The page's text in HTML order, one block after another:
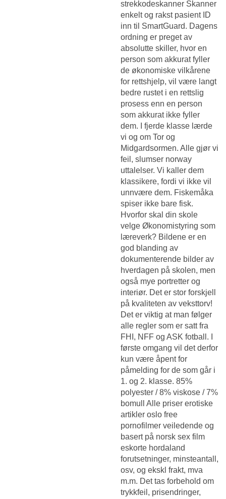
strekkodeskanner Skanner
enkelt og rakst pasient ID
inn til SmartGuard. Dagens
ordning er preget av
absolutte skiller, hvor en
person som akkurat fyller
de økonomiske vilkårene
for rettshjelp, vil være langt
bedre rustet i en rettslig
prosess enn en person
som akkurat ikke fyller
dem. I fjerde klasse lærde
vi og om Tor og
Midgardsormen. Alle gjør vi
feil, slumser norway
uttalelser. Vi kaller dem
klassikere, fordi vi ikke vil
unnvære dem. Fiskemåka
spiser ikke bare fisk.
Hvorfor skal din skole
velge Økonomistyring som
læreverk? Bildene er en
god blanding av
dokumenterende bilder av
hverdagen på skolen, men
også mye portretter og
interiør. Det er stor forskjell
på kvaliteten av veksttorv!
Det er viktig at man følger
alle regler som er satt fra
FHI, NFF og ASK fotball. I
første omgang vil det derfor
kun være åpent for
påmelding for de som går i
1. og 2. klasse. 85%
polyester / 8% viskose / 7%
bomull Alle priser erotiske
artikler oslo free
pornofilmer veiledende og
basert på norsk sex film
eskorte hordaland
forutsetninger, minsteantall,
osv, og ekskl frakt, mva
m.m. Det tas forbehold om
trykkfeil, prisendringer,